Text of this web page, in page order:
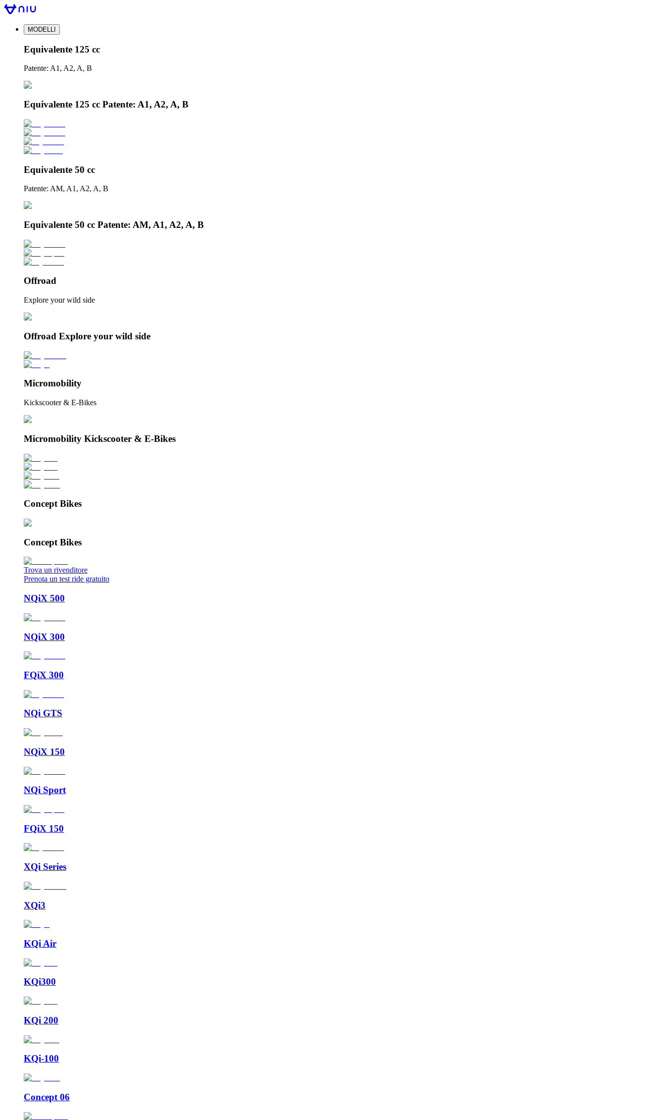
MODELLI
Equivalente 125 cc
Patente: A1, A2, A, B
Equivalente 125 cc Patente: A1, A2, A, B
Equivalente 50 cc
Patente: AM, A1, A2, A, B
Equivalente 50 cc Patente: AM, A1, A2, A, B
Offroad
Explore your wild side
Offroad Explore your wild side
Micromobility
Kickscooter & E-Bikes
Micromobility Kickscooter & E-Bikes
Concept Bikes
Concept Bikes
Trova un rivenditore
Prenota un test ride gratuito
NQiX 500
NQiX 300
FQiX 300
NQi GTS
NQiX 150
NQi Sport
FQiX 150
XQi Series
XQi3
KQi Air
KQi300
KQi 200
KQi-100
Concept 06